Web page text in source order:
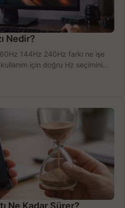
Nedir?
144Hz 240Hz farkı ne işe
için doğru Hz seçimini
Ne Kadar Sürer?